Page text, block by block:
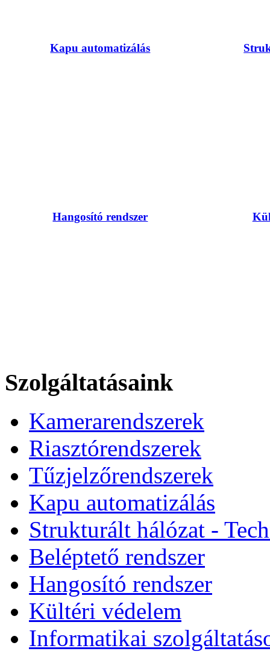
Kapu automatizálás
Hangosító rendszer
Szolgáltatásaink
Kamerarendszerek
Riasztórendszerek
Tűzjelzőrendszerek
Kapu automatizálás
Strukturált hálózat -
Beléptető rendszer
Hangosító rendszer
Kültéri védelem
Informatikai